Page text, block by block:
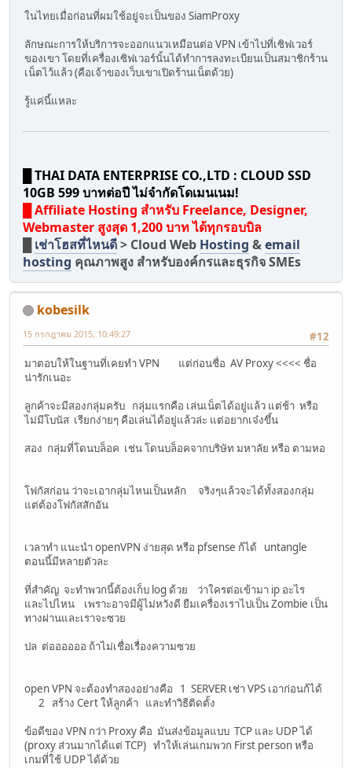
ในไทยเมื่อก่อนที่ผมใช้อยู่จะเป็นของ SiamProxy
ลักษณะการให้บริการจะออกแนวเหมือนต่อ VPN เข้าไปที่เซิฟเวอร์
ของเขา โดยที่เครื่องเซิฟเวอร์นั้นได้ทำการลงทะเบียนเป็นสมาชิกร้าน
เน็ตไว้แล้ว (คือเจ้าของเว็บเขาเปิดร้านเน็ตด้วย)
รู้แค่นี้แหละ
█ THAI DATA ENTERPRISE CO.,LTD : CLOUD SSD
10GB 599 บาทต่อปี ไม่จำกัดโดเมนเนม!
█ Affiliate Hosting สำหรับ Freelance, Designer,
Webmaster สูงสุด 1,200 บาท ได้ทุกรอบบิล
เช่าโฮสที่ไหนดี> Cloud Web Hosting &email
hosting คุณภาพสูง สำหรับองค์กรและธุรกิจ SMEs
kobesilk
#12
15 กรกฎาคม 2015, 10:49:27
มาตอบให้ในฐานที่เคยทำ VPN แต่ก่อนชื่อ AV Proxy <<<< ชื่อ
น่ารักเนอะ
ลูกค้าจะมีสองกลุ่มครับ กลุ่มแรกคือ เล่นเน็ตได้อยู่แล้ว แต่ช้า หรือ
ไม่มีโบนัส เรียกง่ายๆ คือเล่นได้อยู่แล้วล่ะ แต่อยากเจ๋งขึ้น
สอง กลุ่มที่โดนบล็อค เช่น โดนบล็อคจากบริษัท มหาลัย หรือ ตามหอ
โฟกัสก่อน ว่าจะเอากลุ่มไหนเป็นหลัก จริงๆแล้วจะได้ทั้งสองกลุ่ม
แต่ต้องโฟกัสสักอัน
เวลาทำ แนะนำ openVPN ง่ายสุด หรือ pfsense ก้ได้ untangle
ตอนนี้มีหลายตัวละ
ที่สำคัญ จะทำพวกนี้ต้องเก็บ log ด้วย ว่าใครต่อเข้ามา ip อะไร
และไปไหน เพราะอาจมีผู้ไม่หวังดี ยืมเครื่องเราไปเป็น Zombie เป็น
ทางผ่านและเราจะซวย
ปล ต่ออออออ ถ้าไม่เชื่อเรื่องความซวย
open VPN จะต้องทำสองอย่างคือ 1 SERVER เช่า VPS เอาก่อนก้ได้
2 สร้าง Cert ให้ลูกค้า และทำวิธีติดตั้ง
ข้อดีของ VPN กว่า Proxy คือ มันส่งข้อมูลแบบ TCP และ UDP ได้
(proxy ส่วนมากได้แต่ TCP) ทำให้เล่นเกมพวก First person หรือ
เกมที่ใช้ UDP ได้ด้วย